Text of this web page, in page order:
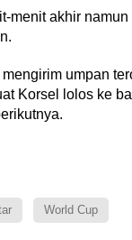
menit akhir
umpan
Korsel lolos ke
World Cup